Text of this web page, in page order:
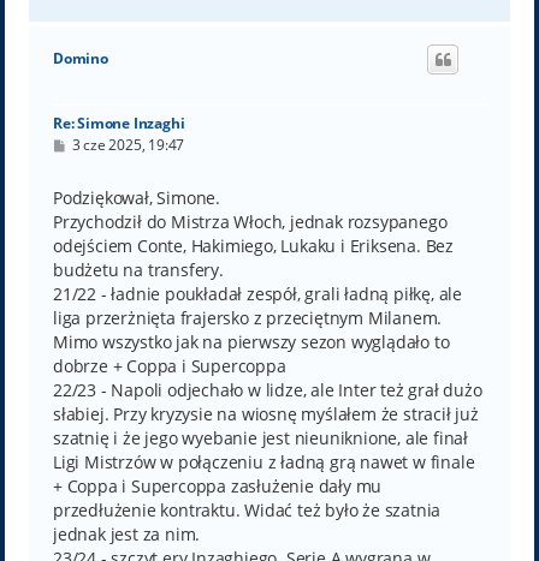
g
Domino
Re: Simone Inzaghi
P
t
3 cze 2025, 19:47
Podziękował, Simone.
Przychodził do Mistrza Włoch, jednak rozsypanego
odejściem Conte, Hakimiego, Lukaku i Eriksena. Bez
budżetu na transfery.
21/22 - ładnie poukładał zespół, grali ładną piłkę, ale
liga przerżnięta frajersko z przeciętnym Milanem.
Mimo wszystko jak na pierwszy sezon wyglądało to
dobrze + Coppa i Supercoppa
22/23 - Napoli odjechało w lidze, ale Inter też grał dużo
słabiej. Przy kryzysie na wiosnę myślałem że stracił już
szatnię i że jego wyebanie jest nieuniknione, ale finał
Ligi Mistrzów w połączeniu z ładną grą nawet w finale
+ Coppa i Supercoppa zasłużenie dały mu
przedłużenie kontraktu. Widać też było że szatnia
jednak jest za nim.